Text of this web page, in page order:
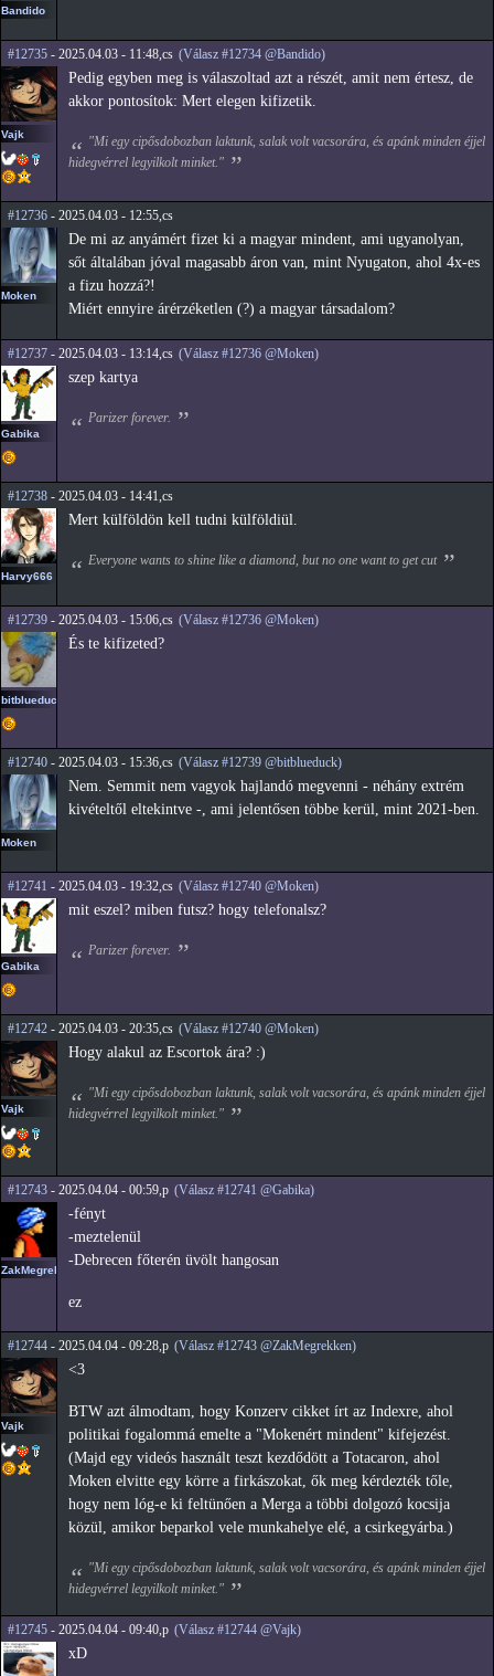
Bandido
#12735 - 2025.04.03 - 11:48,cs (Válasz #12734 @Bandido)
Vajk
Pedig egyben meg is válaszoltad azt a részét, amit nem értesz, de
akkor pontosítok: Mert elegen kifizetik.
"Mi egy cipősdobozban laktunk, salak volt vacsorára, és apánk minden éjjel
hidegvérrel legyilkolt minket."
#12736 - 2025.04.03 - 12:55,cs
Moken
De mi az anyámért fizet ki a magyar mindent, ami ugyanolyan,
sőt általában jóval magasabb áron van, mint Nyugaton, ahol 4x-es
a fizu hozzá?!
Miért ennyire árérzéketlen (?) a magyar társadalom?
#12737 - 2025.04.03 - 13:14,cs (Válasz #12736 @Moken)
Gabika
szep kartya
Parizer forever.
#12738 - 2025.04.03 - 14:41,cs
Harvy666
Mert külföldön kell tudni külföldiül.
Everyone wants to shine like a diamond, but no one want to get cut
#12739 - 2025.04.03 - 15:06,cs (Válasz #12736 @Moken)
bitblueduck
És te kifizeted?
#12740 - 2025.04.03 - 15:36,cs (Válasz #12739 @bitblueduck)
Moken
Nem. Semmit nem vagyok hajlandó megvenni - néhány extrém
kivételtől eltekintve -, ami jelentősen többe kerül, mint 2021-ben.
#12741 - 2025.04.03 - 19:32,cs (Válasz #12740 @Moken)
Gabika
mit eszel? miben futsz? hogy telefonalsz?
Parizer forever.
#12742 - 2025.04.03 - 20:35,cs (Válasz #12740 @Moken)
Vajk
Hogy alakul az Escortok ára? :)
"Mi egy cipősdobozban laktunk, salak volt vacsorára, és apánk minden éjjel
hidegvérrel legyilkolt minket."
#12743 - 2025.04.04 - 00:59,p (Válasz #12741 @Gabika)
ZakMegrekken
-fényt
-meztelenül
-Debrecen főterén üvölt hangosan
ez
#12744 - 2025.04.04 - 09:28,p (Válasz #12743 @ZakMegrekken)
Vajk
<3
BTW azt álmodtam, hogy Konzerv cikket írt az Indexre, ahol
politikai fogalommá emelte a "Mokenért mindent" kifejezést.
(Majd egy videós használt teszt kezdődött a Totacaron, ahol
Moken elvitte egy körre a firkászokat, ők meg kérdezték tőle,
hogy nem lóg-e ki feltünően a Merga a többi dolgozó kocsija
közül, amikor beparkol vele munkahelye elé, a csirkegyárba.)
"Mi egy cipősdobozban laktunk, salak volt vacsorára, és apánk minden éjjel
hidegvérrel legyilkolt minket."
#12745 - 2025.04.04 - 09:40,p (Válasz #12744 @Vajk)
xD